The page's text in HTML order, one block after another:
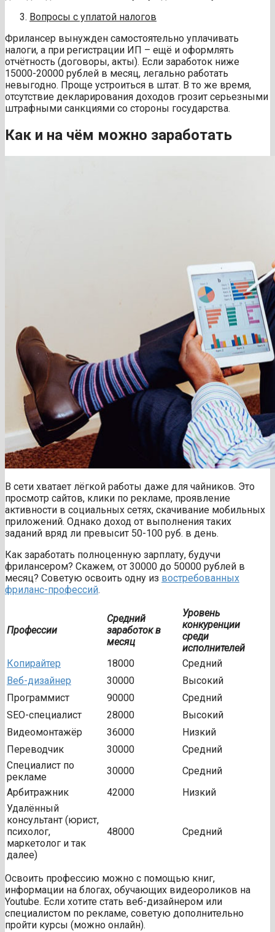
Вопросы с уплатой налогов
Фрилансер вынужден самостоятельно уплачивать
налоги, а при регистрации ИП – ещё и оформлять
отчётность (договоры, акты). Если заработок ниже
15000-20000 рублей в месяц, легально работать
невыгодно. Проще устроиться в штат. В то же время,
отсутствие декларирования доходов грозит серьезными
штрафными санкциями со стороны государства.
Как и на чём можно заработать
В сети хватает лёгкой работы даже для чайников. Это
просмотр сайтов, клики по рекламе, проявление
активности в социальных сетях, скачивание мобильных
приложений. Однако доход от выполнения таких
заданий вряд ли превысит 50-100 руб. в день.
Как заработать полноценную зарплату, будучи
фрилансером? Скажем, от 30000 до 50000 рублей в
месяц? Советую освоить одну из востребованных
фриланс-профессий.
Профессии
Средний
заработок в
месяц
Уровень
конкуренции
среди
исполнителей
Копирайтер
18000
Средний
Веб-дизайнер
30000
Высокий
Программист
90000
Средний
SEO-специалист
28000
Высокий
Видеомонтажёр
36000
Низкий
Переводчик
30000
Средний
Специалист по
рекламе
30000
Средний
Арбитражник
42000
Низкий
Удалённый
консультант (юрист,
психолог,
маркетолог и так
далее)
48000 Средний
Освоить профессию можно с помощью книг,
информации на блогах, обучающих видеороликов на
Youtube. Если хотите стать веб-дизайнером или
специалистом по рекламе, советую дополнительно
пройти курсы (можно онлайн).